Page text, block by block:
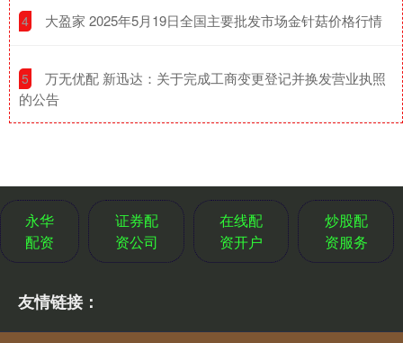
4 ​大盈家 2025年5月19日全国主要批发市场金针菇价格行情
5
​万无优配 新迅达：关于完成工商变更登记并换发营业执照
的公告
永华
配资
证券配
资公司
在线配
资开户
炒股配
资服务
友情链接：